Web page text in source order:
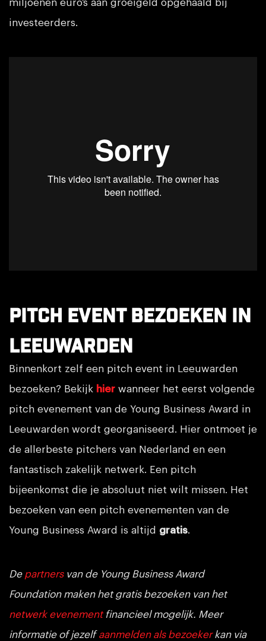
miljoenen euro’s aan groeigeld opgehaald bij
investeerders.
Pitch event bezoeken in
Leeuwarden
Binnenkort zelf een pitch event in Leeuwarden
bezoeken? Bekijk hier wanneer het eerst volgende
pitch evenement van de Young Business Award in
Leeuwarden wordt georganiseerd. Hier ontmoet je
de allerbeste pitchers van Nederland en een
fantastisch zakelijk netwerk. Een pitch
bijeenkomst die je absoluut niet wilt missen. Het
bezoeken van een pitch evenementen van de
Young Business Award is altijd gratis.
De partnersvan de Young Business Award
Foundation maken het gratis bezoeken van het
netwerk evenementfinancieel mogelijk. Meer
informatie of jezelf aanmelden als bezoekerkan via